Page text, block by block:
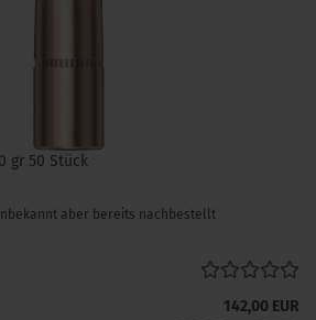
gr 50 Stück
aber bereits nachbestellt
142,00 EUR